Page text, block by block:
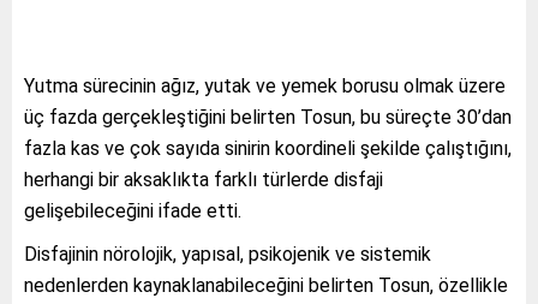
Yutma sürecinin ağız, yutak ve yemek borusu olmak üzere
üç fazda gerçekleştiğini belirten Tosun, bu süreçte 30’dan
fazla kas ve çok sayıda sinirin koordineli şekilde çalıştığını,
herhangi bir aksaklıkta farklı türlerde disfaji
gelişebileceğini ifade etti.
Disfajinin nörolojik, yapısal, psikojenik ve sistemik
nedenlerden kaynaklanabileceğini belirten Tosun, özellikle